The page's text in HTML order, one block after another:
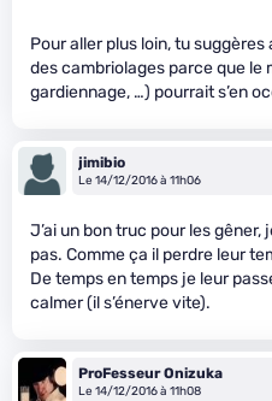
Pour aller plus loin, tu suggères
des cambriolages parce que le
gardiennage, …) pourrait s’en
jimibio
Le 14/12/2016 à 11h06
J’ai un bon truc pour les
pas. Comme ça il perdre leur
De temps en temps je leur
calmer (il s’énerve vite).
ProFesseur Onizuka
Le 14/12/2016 à 11h08